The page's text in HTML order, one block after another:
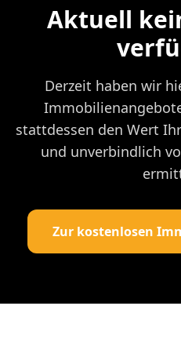
Aktuell
Derzeit haben wir
stattdessen den Wert
und unverbindlich
Zur kostenlosen